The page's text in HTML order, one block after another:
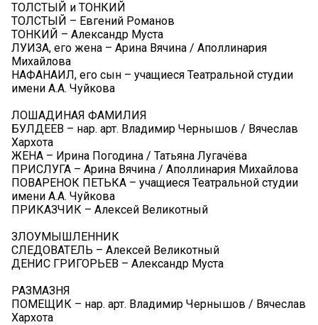
ТОЛСТЫЙ и ТОНКИЙ
ТОЛСТЫЙ – Евгений Романов
ТОНКИЙ – Александр Муста
ЛУИЗА, его жена – Арина Вячина / Аполлинария
Михайлова
НАФАНАИЛ, его сын – учащиеся Театральной студии
имени А.А. Чуйкова
ЛОШАДИНАЯ ФАМИЛИЯ
БУЛДЕЕВ – нар. арт. Владимир Чернышов / Вячеслав
Хархота
ЖЕНА – Ирина Погодина / Татьяна Лугачёва
ПРИСЛУГА – Арина Вячина / Аполлинария Михайлова
ПОВАРЕНОК ПЕТЬКА – учащиеся Театральной студии
имени А.А. Чуйкова
ПРИКАЗЧИК – Алексей Великотный
ЗЛОУМЫШЛЕННИК
СЛЕДОВАТЕЛЬ – Алексей Великотный
ДЕНИС ГРИГОРЬЕВ – Александр Муста
РАЗМАЗНЯ
ПОМЕЩИК – нар. арт. Владимир Чернышов / Вячеслав
Хархота